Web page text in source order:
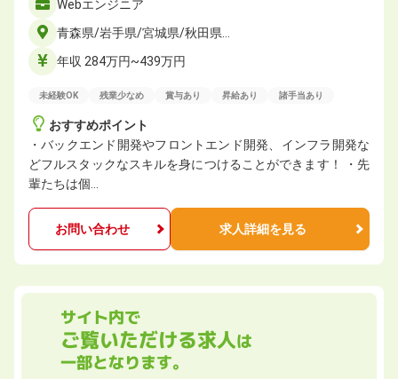
Webエンジニア
青森県/岩手県/宮城県/秋田県…
年収 284万円~439万円
未経験OK 残業少なめ 賞与あり 昇給あり 諸手当あり
おすすめポイント
・バックエンド開発やフロントエンド開発、インフラ開発な
どフルスタックなスキルを身につけることができます！ ・先
輩たちは個…
お問い合わせ 求人詳細を見る
サイト内で
ご覧いただける求人は
一部となります。